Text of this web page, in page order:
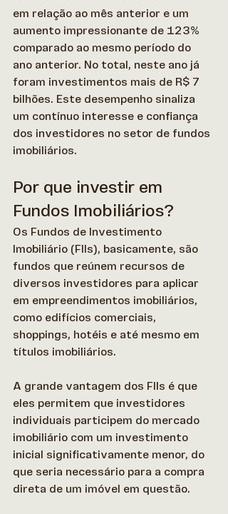
em relação ao mês anterior e um
aumento impressionante de 123%
comparado ao mesmo período do
ano anterior. No total, neste ano já
foram investimentos mais de R$ 7
bilhões. Este desempenho sinaliza
um contínuo interesse e confiança
dos investidores no setor de fundos
imobiliários.
Por que investir em
Fundos Imobiliários?
Os Fundos de Investimento
Imobiliário (FIIs), basicamente, são
fundos que reúnem recursos de
diversos investidores para aplicar
em empreendimentos imobiliários,
como edifícios comerciais,
shoppings, hotéis e até mesmo em
títulos imobiliários.
A grande vantagem dos FIIs é que
eles permitem que investidores
individuais participem do mercado
imobiliário com um investimento
inicial significativamente menor, do
que seria necessário para a compra
direta de um imóvel em questão.